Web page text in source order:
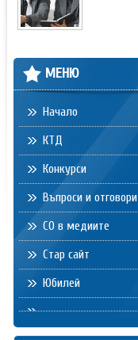
МЕНЮ
Начало
КТД
Конкурси
Въпроси и отговори
СО в медиите
Стар сайт
Юбилей